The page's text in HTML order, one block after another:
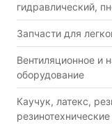
гидравлический,
Запчасти для
Вентиляционное и
оборудование
Каучук, латекс,